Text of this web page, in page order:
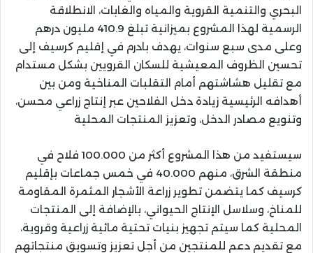
البحري والتنمية القروية والمياه والغابات، الانطلاقة
الرسمية لهذا المشروع بميزانية تبلغ 410.9 مليون درهم
وعلى مدى سبع سنوات، يهدف بادرم في إقليم كرسيف إلى
تحسين الظروف المعيشية للسكان القرويين بشكل مستدام
مع تقليل هشاشتهم أمام التقلبات المناخية ومن بين
أهدافه الرئيسية زيادة دخل الفلاحين عبر إنتاج زراعي محسن،
وتنويع مصادر الدخل، وتعزيز المنتجات المحلية
سيستفيد من هذا المشروع أكثر من 100.000 فلاح في
منطقة الشرق، منهم 40.000 في خمس جماعات بإقليم
كرسيف كما يتضمن تطوير زراعة الأشجار المثمرة المقاومة
للمناخ، وسلاسل الإنتاج الحيواني، بالإضافة إلى المنتجات
المحلية كما سيتم تجهيز بنيات تحتية مائية زراعية وقروية،
مع تقديم دعم للمنتجين من أجل تعزيز وتسويق منتجاتهم